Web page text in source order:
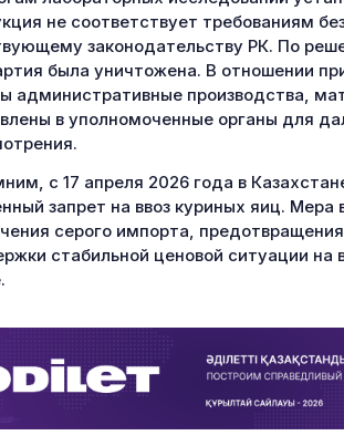
не соответствует требованиям
законодательству РК. По
была уничтожена. В отношении
административные производства,
в уполномоченные органы для
с 17 апреля 2026 года в
запрет на ввоз куриных яиц. Мера
серого импорта,
стабильной ценовой ситуации на